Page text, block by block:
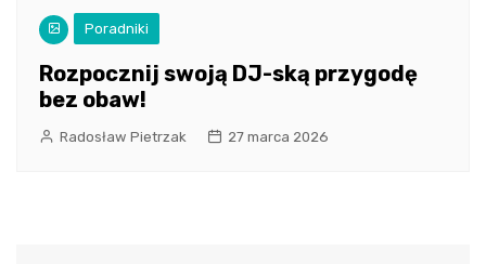
Poradniki
Rozpocznij swoją DJ-ską przygodę
bez obaw!
Radosław Pietrzak 27 marca 2026